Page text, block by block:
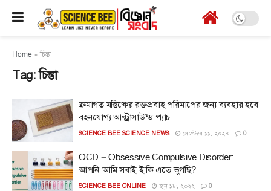
Home »চিন্তা
Tag:চিন্তা
ক্রমাগত মস্তিষ্কের রক্তপ্রবাহ পরিমাপের জন্য ব্যবহার হবে
বহনযোগ্য আল্ট্রাসাউন্ড প্যাচ
SCIENCE BEE SCIENCE NEWS সেপ্টেম্বর ১১, ২০২৪ 0
OCD – Obsessive Compulsive Disorder:
আপনি-আমি সবাই-ই কি এতে ভুগছি?
SCIENCE BEE ONLINE জুন ১৮, ২০২২ 0